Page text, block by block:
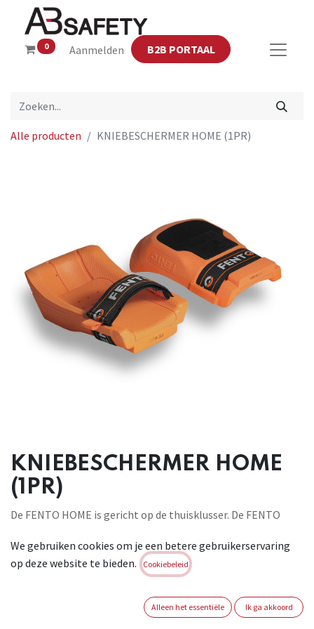
0 Aanmelden B2B PORTAAL
Alle producten KNIEBESCHERMER HOME (1PR)
KNIEBESCHERMER HOME
(1PR)
De FENTO HOME is gericht op de thuisklusser. De FENTO
juiste drukverdeling over het onderbeen. Het product zit
enorm comfortabel, is flexibel en is waterafstotend. De
duurzamer. Je hoeft namelijk niet de volledige
kniebeschermer te vervangen wanneer deze onderdelen aan
We gebruiken cookies om je een betere gebruikerservaring
op deze website te bieden.
Cookiebeleid
Alleen het essentiële Ik ga akkoord